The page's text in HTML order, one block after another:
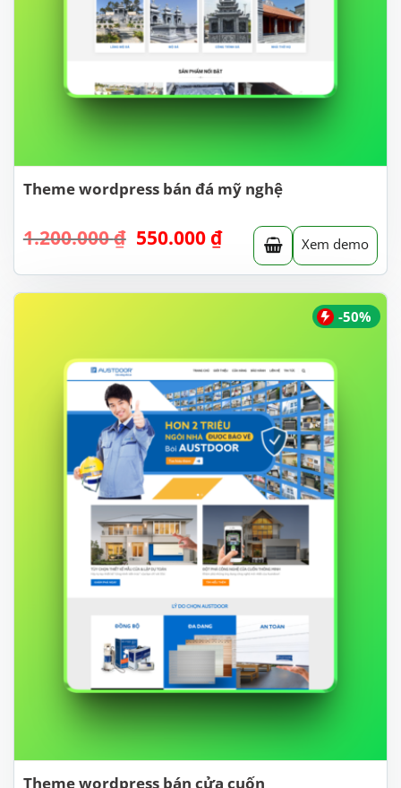
Theme wordpress bán đá mỹ nghệ
1.200.000₫ Giá
là:
1.200.000 ₫.
550.000 ₫Giá
hiện
tại
là:
Xem demo
-50%
Theme wordpress bán cửa cuốn